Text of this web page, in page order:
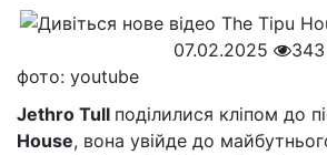
07.02.2025
343
фото: youtube
Jethro Tull поділилися кліпом до
House, вона увійде до